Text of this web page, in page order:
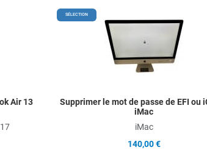
Add to Wishlist
Air 13
SÉLECTION
Supprimer le mot de passe de EFI ou
iMac
iMac
140,00 €